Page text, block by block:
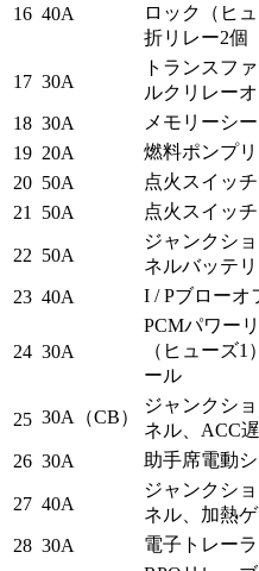
16 40A
ロック（ヒ
折リレー2個
17 30A
トランスフ
ルクリレー
18 30A
メモリーシ
19 20A
燃料ポンプ
20 50A
点火スイッチ
21
50A 点火スイッチ
22 50A
ジャンクシ
ネルバッテ
23 40A I / Pブローオ
24 30A
PCMパワー
（ヒューズ
ール
25 30A（CB）
ジャンクシ
ネル、ACC
26 30A 助手席電動
27 40A
ジャンクシ
ネル、加熱
28 30A
電子トレー